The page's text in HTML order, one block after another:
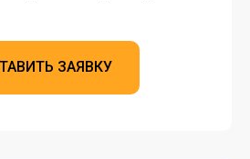
ЗАЯВКУ